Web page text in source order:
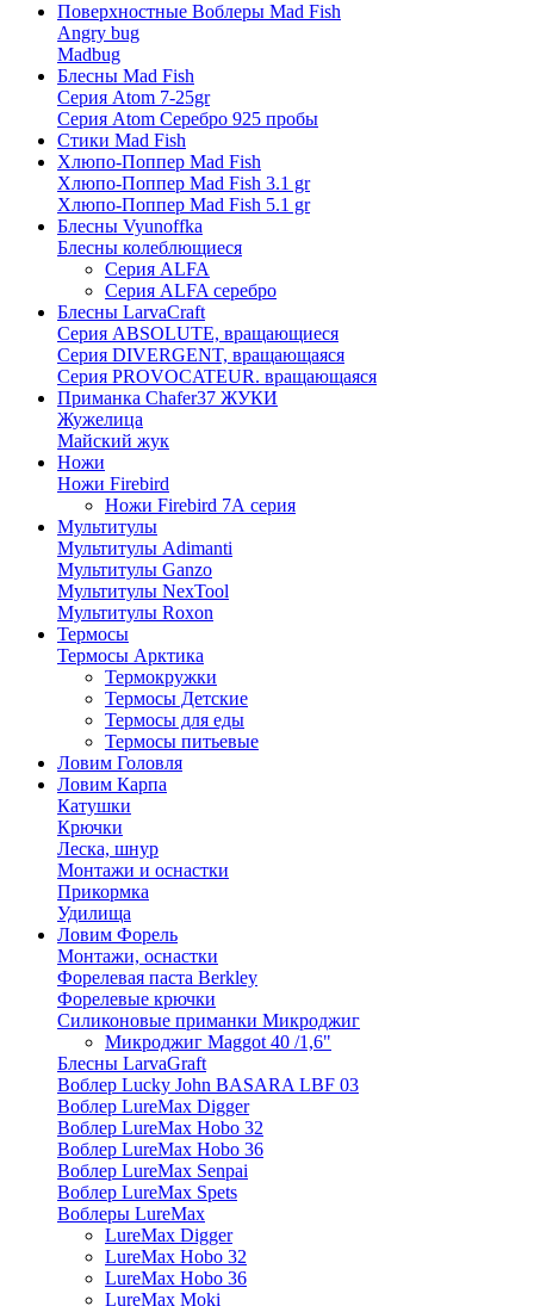
Поверхностные Воблеры Mad Fish
Angry bug
Madbug
Блесны Mad Fish
Серия Atom 7-25gr
Серия Atom Серебро 925 пробы
Стики Mad Fish
Хлюпо-Поппер Mad Fish
Хлюпо-Поппер Mad Fish 3.1 gr
Хлюпо-Поппер Mad Fish 5.1 gr
Блесны Vyunoffka
Блесны колеблющиеся
Серия ALFA
Серия ALFA серебро
Блесны LarvaCraft
Серия ABSOLUTE, вращающиеся
Серия DIVERGENT, вращающаяся
Серия PROVOCATEUR. вращающаяся
Приманка Chafer37 ЖУКИ
Жужелица
Майский жук
Ножи
Ножи Firebird
Ножи Firebird 7А серия
Мультитулы
Мультитулы Adimanti
Мультитулы Ganzo
Мультитулы NexTool
Мультитулы Roxon
Термосы
Термосы Арктика
Термокружки
Термосы Детские
Термосы для еды
Термосы питьевые
Ловим Головля
Ловим Карпа
Катушки
Крючки
Леска, шнур
Монтажи и оснастки
Прикормка
Удилища
Ловим Форель
Монтажи, оснастки
Форелевая паста Berkley
Форелевые крючки
Силиконовые приманки Микроджиг
Микроджиг Maggot 40 /1,6"
Блесны LarvaGraft
Воблер Lucky John BASARA LBF 03
Воблер LureMax Digger
Воблер LureMax Hobo 32
Воблер LureMax Hobo 36
Воблер LureMax Senpai
Воблер LureMax Spets
Воблеры LureMax
LureMax Digger
LureMax Hobo 32
LureMax Hobo 36
LureMax Moki